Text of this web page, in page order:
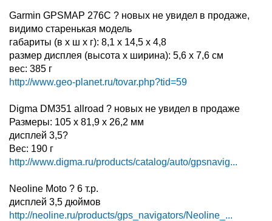
Garmin GPSMAP 276C ? новых не увидел в продаже,
видимо старенькая модель
габариты (в х ш х г): 8,1 x 14,5 x 4,8
размер дисплея (высота х ширина): 5,6 x 7,6 см
вес: 385 г
http://www.geo-planet.ru/tovar.php?tid=59
Digma DM351 allroad ? новых не увидел в продаже
Размеры: 105 x 81,9 x 26,2 мм
дисплей 3,5?
Вес: 190 г
http://www.digma.ru/products/catalog/auto/gpsnavig...
Neoline Moto ? 6 т.р.
дисплей 3,5 дюймов
http://neoline.ru/products/gps_navigators/Neoline_...